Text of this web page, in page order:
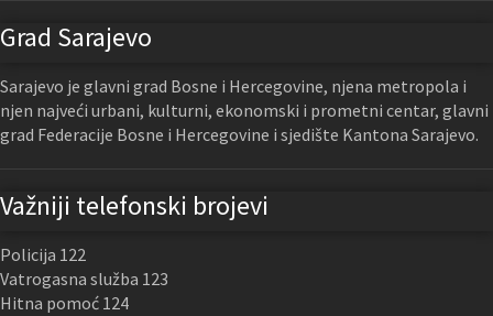
Grad Sarajevo
Sarajevo je glavni grad Bosne i Hercegovine, njena metropola i
njen najveći urbani, kulturni, ekonomski i prometni centar, glavni
grad Federacije Bosne i Hercegovine i sjedište Kantona Sarajevo.
Važniji telefonski brojevi
Policija 122
Vatrogasna služba 123
Hitna pomoć 124